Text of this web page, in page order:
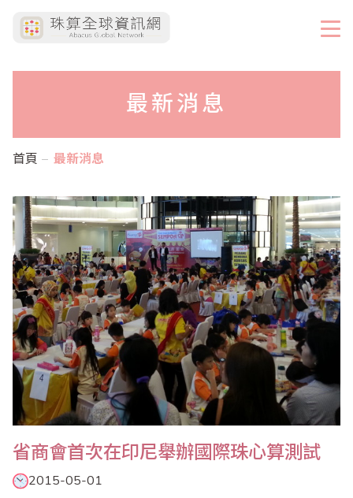
最新消息
首頁 最新消息
省商會首次在印尼舉辦國際珠心算測試
2015-05-01